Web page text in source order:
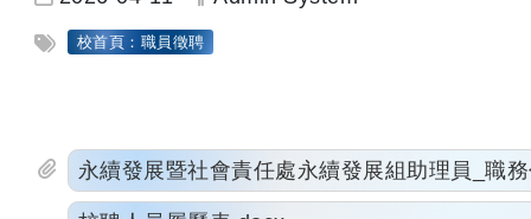
標籤：
校首頁：職員徵聘
永續發展暨社會責任處永續發展組助理員_職